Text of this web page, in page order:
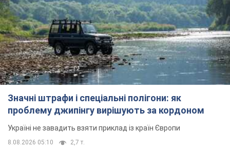
Значні штрафи і спеціальні полігони: як
проблему джипінгу вирішують за кордоном
Україні не завадить взяти приклад із країн Європи
8.08.2026 05:10 2,7 т.